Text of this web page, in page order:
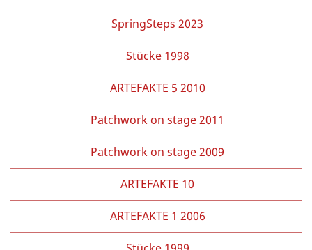
SpringSteps 2023
Stücke 1998
ARTEFAKTE 5 2010
Patchwork on stage 2011
Patchwork on stage 2009
ARTEFAKTE 10
ARTEFAKTE 1 2006